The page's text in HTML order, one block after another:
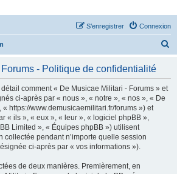
-
Connexion
S’enregistrer
- Politique de confidentialité
comment « De Musicae Militari - Forums » et
ci-après par « nous », « notre », « nos », « De
« https://www.demusicaemilitari.fr/forums ») et
« ils », « eux », « leur », « logiciel phpBB »,
Limited », « Équipes phpBB ») utilisent
collectée pendant n’importe quelle session
ci-après par « vos informations »).
de deux manières. Premièrement, en